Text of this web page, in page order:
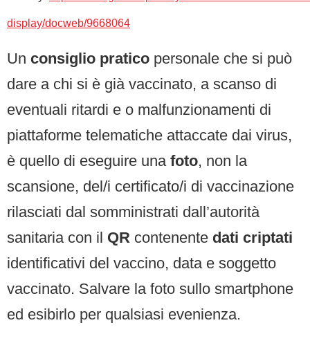
display/docweb/9668064
Un consiglio pratico personale che si può
dare a chi si è già vaccinato, a scanso di
eventuali ritardi e o malfunzionamenti di
piattaforme telematiche attaccate dai virus,
è quello di eseguire una foto, non la
scansione, del/i certificato/i di vaccinazione
rilasciati dal somministrati dall’autorità
sanitaria con il QR contenente dati criptati
identificativi del vaccino, data e soggetto
vaccinato. Salvare la foto sullo smartphone
ed esibirlo per qualsiasi evenienza.